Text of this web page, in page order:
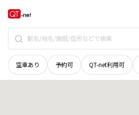
空車あり 予約可 QT-net利用可
和歌山県